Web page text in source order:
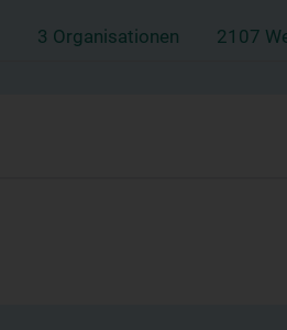
3 Organisationen 2107